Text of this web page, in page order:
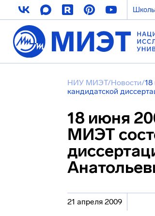
НИУ МИЭТ/Новости/18
кандидатской
18 июня
МИЭТ
21 апреля 2009